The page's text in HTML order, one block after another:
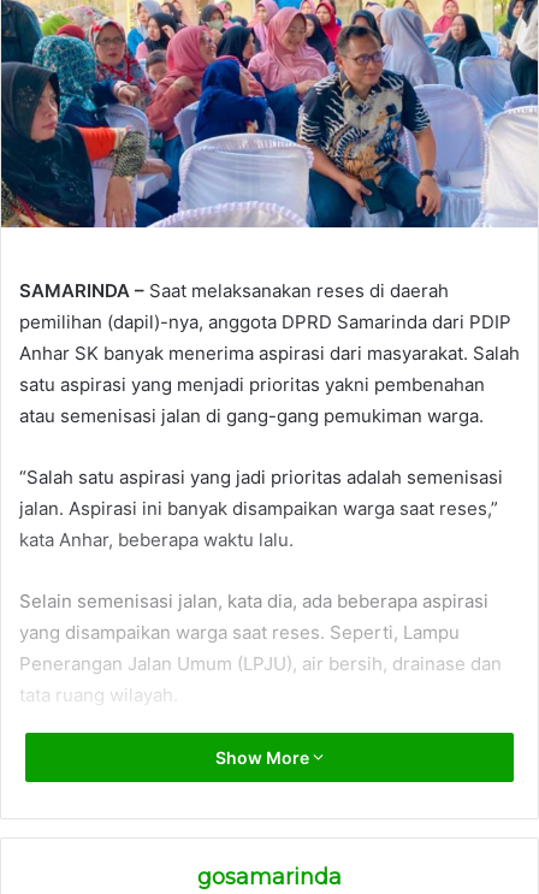
SAMARINDA – Saat melaksanakan reses di daerah
pemilihan (dapil)-nya, anggota DPRD Samarinda dari PDIP
Anhar SK banyak menerima aspirasi dari masyarakat. Salah
satu aspirasi yang menjadi prioritas yakni pembenahan
atau semenisasi jalan di gang-gang pemukiman warga.
“Salah satu aspirasi yang jadi prioritas adalah semenisasi
jalan. Aspirasi ini banyak disampaikan warga saat reses,”
kata Anhar, beberapa waktu lalu.
Selain semenisasi jalan, kata dia, ada beberapa aspirasi
yang disampaikan warga saat reses. Seperti, Lampu
Penerangan Jalan Umum (LPJU), air bersih, drainase dan
tata ruang wilayah.
“Saat reses kemarin, mayoritas masyarakat menyampaikan
aspirasi soal LPJU, air bersih, jalan di gang-gang, drainase
dan penataan ruang. Ini akan menjadi perhatian kita,
Loa Janan, red),” tandas dia.
Show More
gosamarinda